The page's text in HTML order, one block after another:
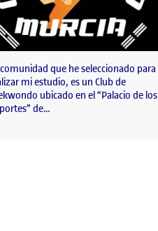
que he seleccionado para
mi estudio, es un Club de
ubicado en el “Palacio de los
de…